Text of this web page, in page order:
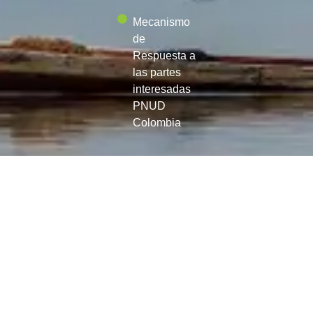
Mecanismo
de
Respuesta a
las partes
interesadas
PNUD
Colombia